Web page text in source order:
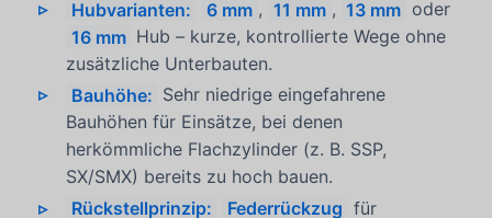
Hubvarianten:
6 mm , 11 mm , 13 mm oder
16 mm Hub – kurze, kontrollierte Wege ohne
zusätzliche Unterbauten.
Bauhöhe: Sehr niedrige eingefahrene
Bauhöhen für Einsätze, bei denen
herkömmliche Flachzylinder (z. B. SSP,
SX/SMX) bereits zu hoch bauen.
Rückstellprinzip:
Federrückzug für